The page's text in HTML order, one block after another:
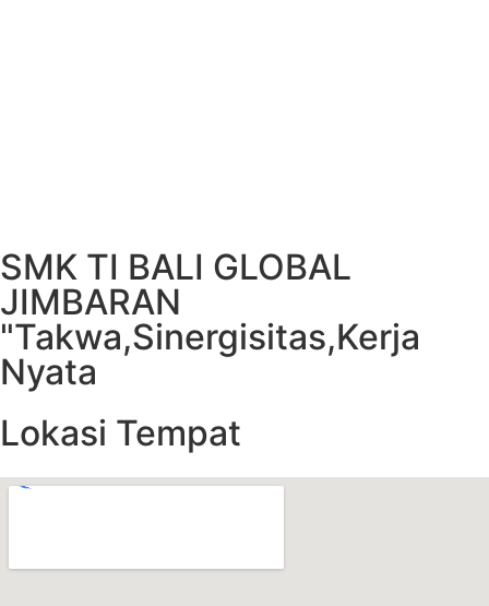
SMK TI BALI GLOBAL
JIMBARAN
"Takwa,Sinergisitas,Kerja
Nyata
Lokasi Tempat